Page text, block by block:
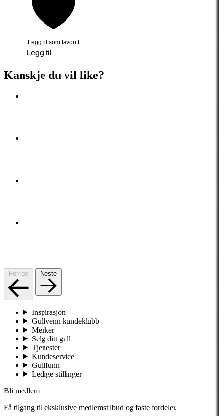
Legg til som favoritt
Legg til
Kanskje du vil like?
Forrige Neste
Inspirasjon
Gullvenn kundeklubb
Merker
Selg ditt gull
Tjenester
Kundeservice
Gullfunn
Ledige stillinger
Bli medlem
Få tilgang til eksklusive medlemstilbud og faste fordeler.